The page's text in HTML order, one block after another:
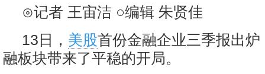
⊙记者 王宙洁 ○编辑 朱贤佳
13日， 美股首份金融企业三季报出
融板块带来了平稳的开局。